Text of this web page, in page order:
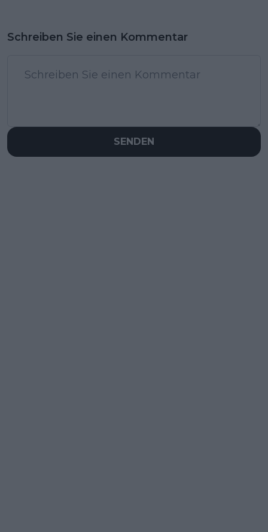
Schreiben Sie einen Kommentar
SENDEN